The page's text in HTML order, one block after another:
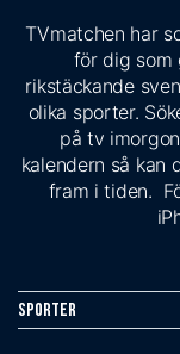
TVmatchen har
för dig som
rikstäckande
olika sporter.
på tv
kalendern så kan
fram i tiden.
Sporter